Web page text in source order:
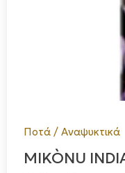
Ποτά / Αναψυκτικά
MIKÒNU